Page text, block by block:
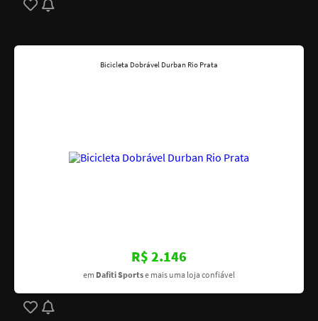
Bicicleta Dobrável Durban Rio Prata
R$ 2.146
em Dafiti Sportse mais uma loja confiável